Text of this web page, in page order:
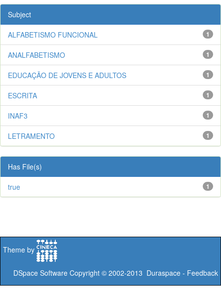
Subject
1
ALFABETISMO FUNCIONAL
1
ANALFABETISMO
1
EDUCAÇÃO DE JOVENS E ADULTOS
1
ESCRITA
1
INAF3
1
LETRAMENTO
Has File(s)
1
true
Theme by
DSpace Software Copyright © 2002-2013 Duraspace - Feedback